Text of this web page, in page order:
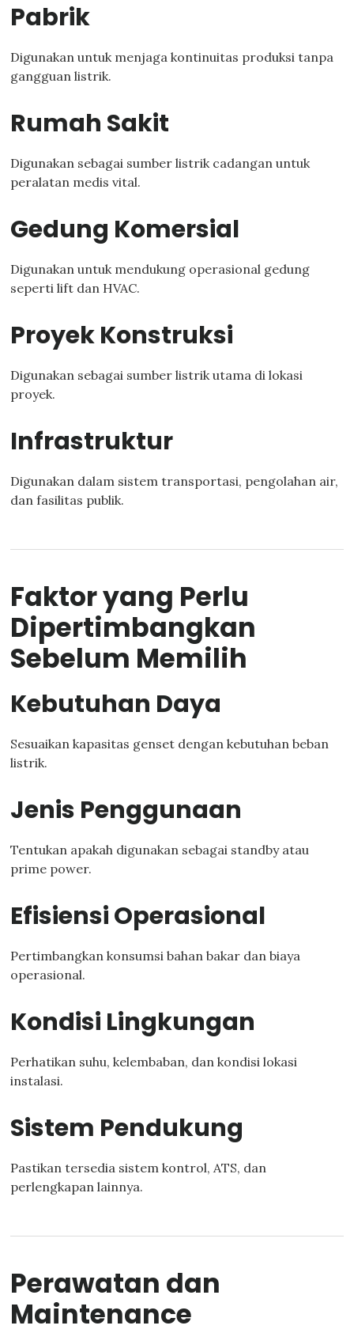
Pabrik
Digunakan untuk menjaga kontinuitas produksi tanpa
gangguan listrik.
Rumah Sakit
Digunakan sebagai sumber listrik cadangan untuk
peralatan medis vital.
Gedung Komersial
Digunakan untuk mendukung operasional gedung
seperti lift dan HVAC.
Proyek Konstruksi
Digunakan sebagai sumber listrik utama di lokasi
proyek.
Infrastruktur
Digunakan dalam sistem transportasi, pengolahan air,
dan fasilitas publik.
Faktor yang Perlu
Dipertimbangkan
Sebelum Memilih
Kebutuhan Daya
Sesuaikan kapasitas genset dengan kebutuhan beban
listrik.
Jenis Penggunaan
Tentukan apakah digunakan sebagai standby atau
prime power.
Efisiensi Operasional
Pertimbangkan konsumsi bahan bakar dan biaya
operasional.
Kondisi Lingkungan
Perhatikan suhu, kelembaban, dan kondisi lokasi
instalasi.
Sistem Pendukung
Pastikan tersedia sistem kontrol, ATS, dan
perlengkapan lainnya.
Perawatan dan
Maintenance